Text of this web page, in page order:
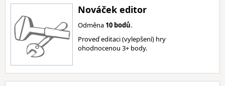
Nováček editor
Odměna 10 bodů.
Proveď editaci (vylepšení) hry
ohodnocenou 3+ body.